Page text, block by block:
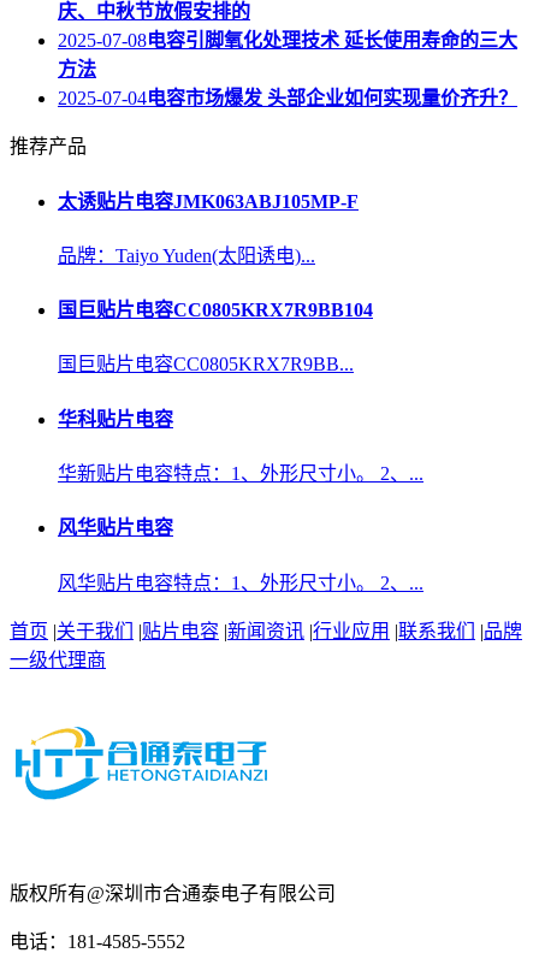
庆、中秋节放假安排的
2025-07-08电容引脚氧化处理技术 延长使用寿命的三大
方法
2025-07-04电容市场爆发 头部企业如何实现量价齐升？
推荐产品
太诱贴片电容JMK063ABJ105MP-F
品牌：Taiyo Yuden(太阳诱电)...
国巨贴片电容CC0805KRX7R9BB104
国巨贴片电容CC0805KRX7R9BB...
华科贴片电容
华新贴片电容特点：1、外形尺寸小。 2、...
风华贴片电容
风华贴片电容特点：1、外形尺寸小。 2、...
首页 |关于我们 |贴片电容 |新闻资讯 |行业应用 |联系我们 |品牌
一级代理商
版权所有@深圳市合通泰电子有限公司
电话：181-4585-5552